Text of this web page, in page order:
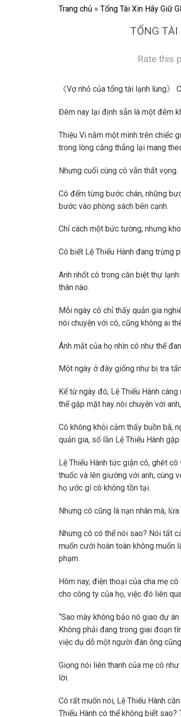
Trang chủ » Tổng Tài Xin Hãy Giữ
TỔNG
Rate this
《Vợ nhỏ của tổng tài lạnh lùng》
Đêm nay lại định sẵn là một đêm
Thiệu Vi nằm một mình trên chiếc
trong lòng căng thẳng lại mang
Nhưng cuối cùng cô vẫn thất vọng.
Cô đếm từng bước chân, những
bước vào phòng sách bên cạnh.
Chỉ cách một bức tường, nhưng
Cô biết Lệ Thiếu Hành đang trừng
Anh nhốt cô trong căn biệt thự
thân nào.
Mỗi ngày cô chỉ thấy quản gia
nói chuyện với cô, cũng không ai
Ánh mắt của họ nhìn cô như thể
Một ngày ở đây giống như bị tra
Kể từ ngày đó, Lệ Thiếu Hành
thể gặp mặt hay nói chuyện với
Cô không khỏi cảm thấy buồn bã,
quản gia, số lần Lệ Thiếu Hành
Lệ Thiếu Hành tức giận cô, ghét
thuốc và lên giường với anh, cùng
họ ước gì cô không tồn tại.
Nhưng cô cũng là nạn nhân mà,
Nhưng cô có thể nói sao? Nói tất
muốn cưới hoàn toàn không muốn
phạm.
Hôm nay, điện thoại của cha mẹ
cho công ty của họ, việc đó liên
“Sao mày không bảo nó giao dự
Không phải đang trong giai đoạn
việc dụ dỗ một người đàn ông
Giọng nói liên thanh của mẹ cô
lời.
Cô rất muốn nói, Lệ Thiếu Hành
Thiếu Hành có thể không biết